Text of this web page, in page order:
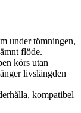
under tömningen,
flöde.
körs utan
livslängden
kompatibel